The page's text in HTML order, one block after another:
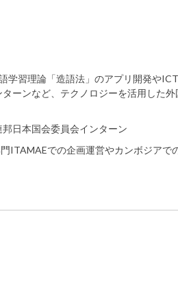
学習理論「造語法」のアプリ開発や
ーンなど、テクノロジーを活用した
日本国会委員会インターン
ITAMAEでの企画運営やカンボジアで